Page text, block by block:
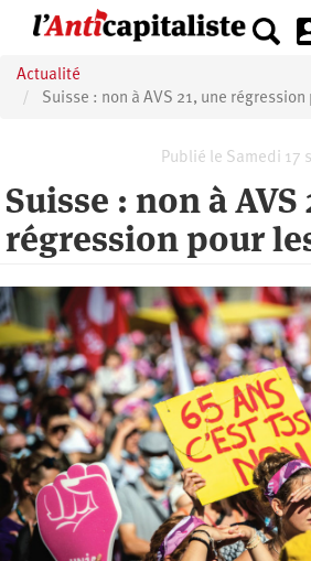
principal
Actualité
Suisse : non à AVS 21, une
Publié le Samedi 17
Suisse : non à AVS
régression pour